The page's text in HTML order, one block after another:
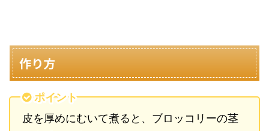
作り方
ポイント
皮を厚めにむいて煮ると、ブロッコリーの茎